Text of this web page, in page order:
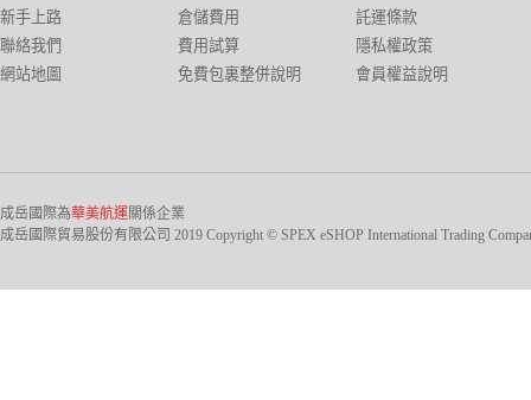
新手上路
聯絡我們
網站地圖
倉儲費用
費用試算
免費包裏整併說明
託運條款
隱私權政策
會員權益說明
成岳國際為華美航運關係企業
成岳國際貿易股份有限公司 2019 Copyright © SPEX eSHOP International Trading